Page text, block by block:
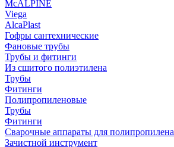
McALPINE
Viega
AlcaPlast
Гофры сантехнические
Фановые трубы
Трубы и фитинги
Из сшитого полиэтилена
Трубы
Фитинги
Полипропиленовые
Трубы
Фитинги
Сварочные аппараты для полипропилена
Зачистной инструмент